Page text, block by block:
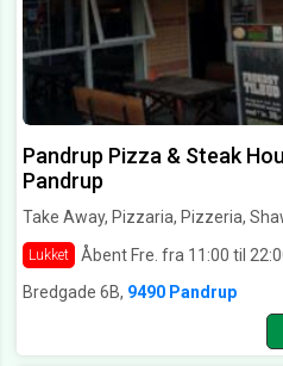
Pandrup Pizza & Steak
Pandrup
Take Away, Pizzaria, Pizzeria,
Lukket Åbent Fre. fra 11:00 til
Bredgade 6B, 9490 Pandrup